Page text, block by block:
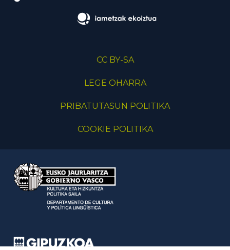
CC BY-SA
LEGE OHARRA
PRIBATUTASUN POLITIKA
COOKIE POLITIKA